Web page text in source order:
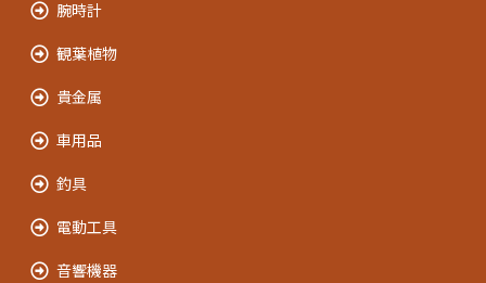
腕時計
観葉植物
貴金属
車用品
釣具
電動工具
音響機器